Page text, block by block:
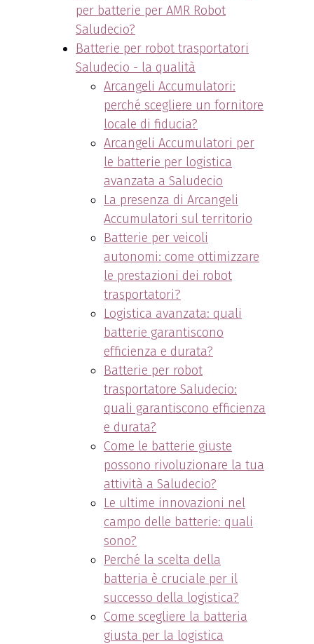
per batterie per AMR Robot
Saludecio?
Batterie per robot trasportatori
Saludecio - la qualità
Arcangeli Accumulatori:
perché scegliere un fornitore
locale di fiducia?
Arcangeli Accumulatori per
le batterie per logistica
avanzata a Saludecio
La presenza di Arcangeli
Accumulatori sul territorio
Batterie per veicoli
autonomi: come ottimizzare
le prestazioni dei robot
trasportatori?
Logistica avanzata: quali
batterie garantiscono
efficienza e durata?
Batterie per robot
trasportatore Saludecio:
quali garantiscono efficienza
e durata?
Come le batterie giuste
possono rivoluzionare la tua
attività a Saludecio?
Le ultime innovazioni nel
campo delle batterie: quali
sono?
Perché la scelta della
batteria è cruciale per il
successo della logistica?
Come scegliere la batteria
giusta per la logistica